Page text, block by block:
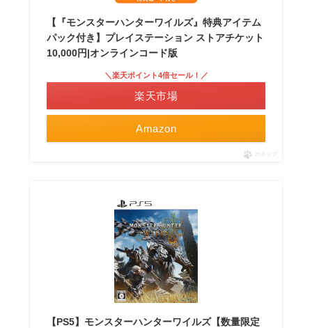
【『モンスターハンターワイルズ』特典アイテム
パック付き】プレイステーション ストアチケット
10,000円|オンラインコード版
Amazon
＼楽天ポイント4倍セール！／
楽天市場
ポチップ
【PS5】モンスターハンターワイルズ【数量限定